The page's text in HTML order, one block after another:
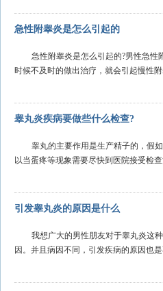
急性附睾炎是怎么引起的
急性附睾炎是怎么引起的?男性急
时候不及时的做出治疗，就会引起慢性
睾丸炎疾病要做些什么检查?
睾丸的主要作用是生产精子的，假
以当蛋疼等现象需要尽快到医院接受检
引发睾丸炎的原因是什么
我想广大的男性朋友对于睾丸炎这
因。并且病因不同，引发疾病的原因也